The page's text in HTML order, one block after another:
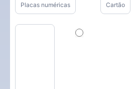
Placas numéricas Cartão